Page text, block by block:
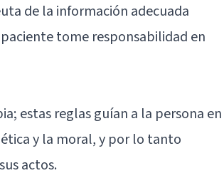
de la información adecuada
tome responsabilidad en
estas reglas guían a la persona en
y la moral, y por lo tanto
actos.